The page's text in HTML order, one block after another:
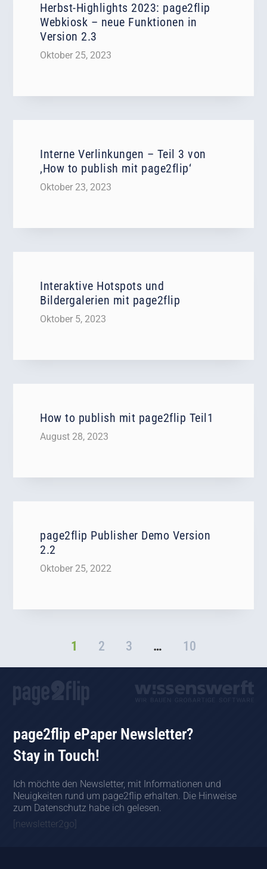
Herbst-Highlights 2023: page2flip
Webkiosk – neue Funktionen in
Version 2.3
Oktober 25, 2023
Interne Verlinkungen – Teil 3 von
‚How to publish mit page2flip‘
Oktober 23, 2023
Interaktive Hotspots und
Bildergalerien mit page2flip
Oktober 5, 2023
How to publish mit page2flip Teil1
August 28, 2023
page2flip Publisher Demo Version
2.2
Oktober 25, 2022
1 2 3 … 10
page2flip ePaper Newsletter?
Stay in Touch!
Ich möchte den Newsletter, mit Informationen und
Neuigkeiten rund um page2flip erhalten. Die Hinweise
zum Datenschutz habe ich gelesen.
[newsletter2go]